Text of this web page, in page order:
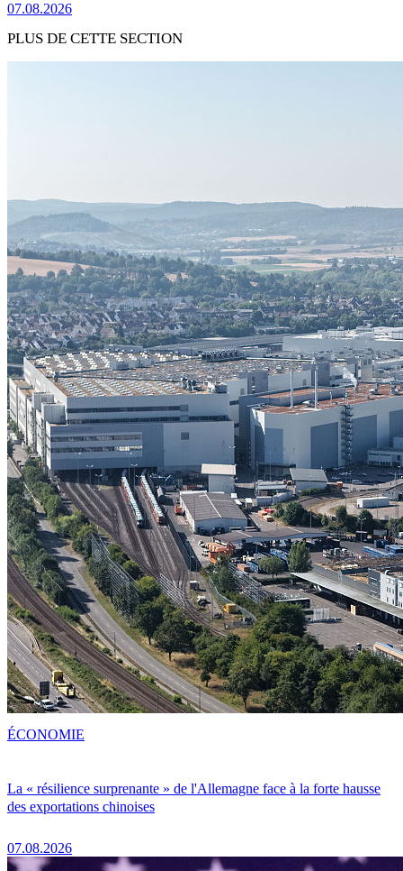
07.08.2026
PLUS DE CETTE SECTION
La « résilience surprenante » de l'Allemagne face à la forte hausse
des exportations chinoises
07.08.2026
ÉCONOMIE